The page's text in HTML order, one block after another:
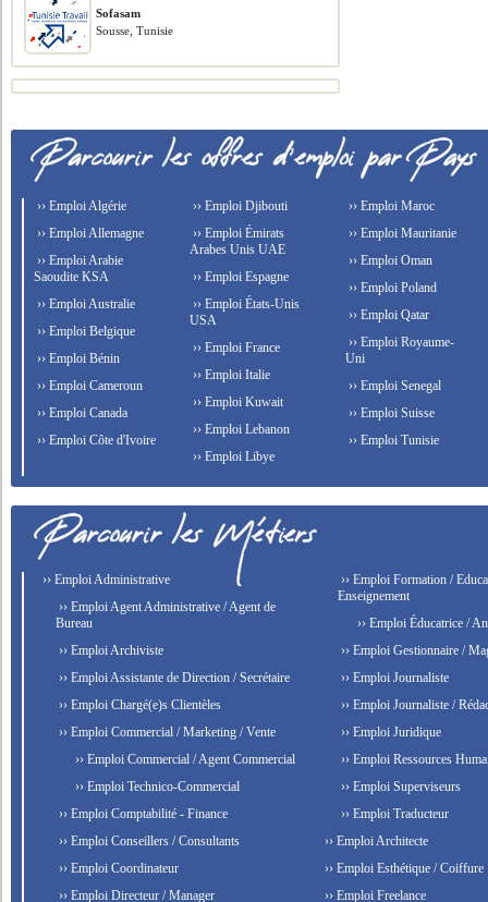
Sofasam
Sousse, Tunisie
›› Emploi Algérie
›› Emploi Allemagne
›› Emploi Arabie
Saoudite KSA
›› Emploi Australie
›› Emploi Belgique
›› Emploi Bénin
›› Emploi Cameroun
›› Emploi Canada
›› Emploi Côte d'Ivoire
›› Emploi Djibouti
›› Emploi Émirats
Arabes Unis UAE
›› Emploi Espagne
›› Emploi États-Unis
USA
›› Emploi France
›› Emploi Italie
›› Emploi Kuwait
›› Emploi Lebanon
›› Emploi Libye
›› Emploi Maroc
›› Emploi Mauritanie
›› Emploi Oman
›› Emploi Poland
›› Emploi Qatar
›› Emploi Royaume-
Uni
›› Emploi Senegal
›› Emploi Suisse
›› Emploi Tunisie
›› Emploi Administrative
›› Emploi Agent Administrative / Agent de
Bureau
›› Emploi Archiviste
›› Emploi Assistante de Direction / Secrétaire
›› Emploi Chargé(e)s Clientèles
›› Emploi Commercial / Marketing / Vente
›› Emploi Commercial / Agent Commercial
›› Emploi Technico-Commercial
›› Emploi Comptabilité - Finance
›› Emploi Conseillers / Consultants
›› Emploi Coordinateur
›› Emploi Directeur / Manager
›› Emploi Formation /
Enseignement
›› Emploi Éducatrice /
›› Emploi Gestionnaire /
›› Emploi Journaliste
›› Emploi Journaliste /
›› Emploi Juridique
›› Emploi Ressources
›› Emploi Superviseurs
›› Emploi Traducteur
›› Emploi Architecte
›› Emploi Esthétique / Coiffure
›› Emploi Freelance